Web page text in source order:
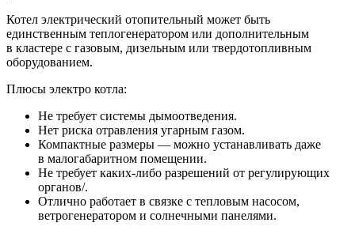
Котел электрический отопительный может быть
единственным теплогенератором или дополнительным
в кластере с газовым, дизельным или твердотопливным
оборудованием.
Плюсы электро котла:
Не требует системы дымоотведения.
Нет риска отравления угарным газом.
Компактные размеры — можно устанавливать даже
в малогабаритном помещении.
Не требует каких-либо разрешений от регулирующих
органов/.
Отлично работает в связке с тепловым насосом,
ветрогенератором и солнечными панелями.